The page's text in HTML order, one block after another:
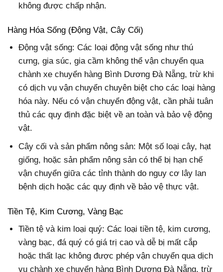
không được chấp nhận.
Hàng Hóa Sống (Động Vật, Cây Cối)
Động vật sống: Các loại động vật sống như thú
cưng, gia súc, gia cầm không thể vận chuyển qua
chành xe chuyển hàng Bình Dương Đà Nẵng, trừ khi
có dịch vụ vận chuyển chuyên biệt cho các loại hàng
hóa này. Nếu có vận chuyển động vật, cần phải tuân
thủ các quy định đặc biệt về an toàn và bảo vệ động
vật.
Cây cối và sản phẩm nông sản: Một số loại cây, hạt
giống, hoặc sản phẩm nông sản có thể bị hạn chế
vận chuyển giữa các tỉnh thành do nguy cơ lây lan
bệnh dịch hoặc các quy định về bảo vệ thực vật.
Tiền Tệ, Kim Cương, Vàng Bạc
Tiền tệ và kim loại quý: Các loại tiền tệ, kim cương,
vàng bạc, đá quý có giá trị cao và dễ bị mất cắp
hoặc thất lạc không được phép vận chuyển qua dịch
vụ chành xe chuyển hàng Bình Dương Đà Nẵng, trừ